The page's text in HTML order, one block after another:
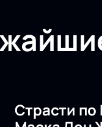
Страсти по